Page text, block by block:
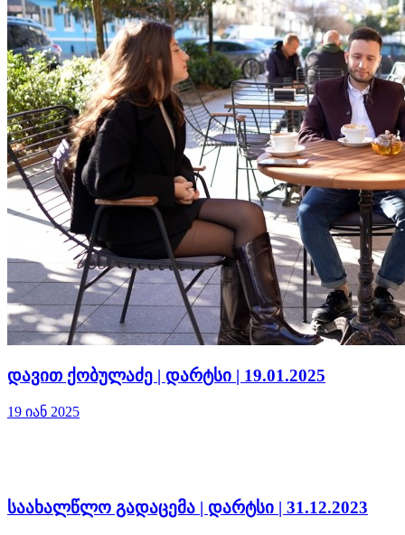
დავით ქობულაძე | დარტსი | 19.01.2025
19 იან 2025
საახალწლო გადაცემა | დარტსი | 31.12.2023